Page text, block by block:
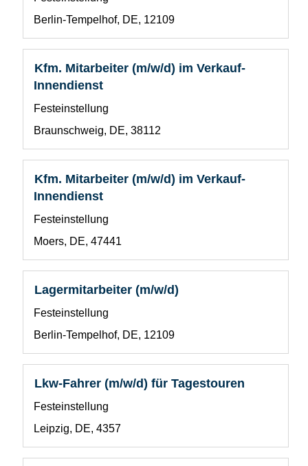
1
Standort
Berlin-Tempelhof, DE, 12109
um
Stelleninformationen
vollständig
Stellenbezeichnung
Kfm. Mitarbeiter (m/w/d) im Verkauf-
Innendienst
Benutzerdefiniertes
1
Festeinstellung
Standort
Braunschweig, DE, 38112
Drücken
Sie
Leertaste,
um
Stelleninformationen
vollständig
Stellenbezeichnung
Kfm. Mitarbeiter (m/w/d) im Verkauf-
Innendienst
Benutzerdefiniertes
1
Festeinstellung
Standort
Moers, DE, 47441
Drücken
Sie
Leertaste,
um
Stelleninformationen
vollständig
anzuzeigen.
Stellenbezeichnung
Lagermitarbeiter (m/w/d)
Benutzerdefiniertes
1
Festeinstellung
Standort
Berlin-Tempelhof, DE, 12109
Drücken
die
Leertaste,
die
Stelleninformationen
anzuzeigen.
Stellenbezeichnung
Lkw-Fahrer (m/w/d) für Tagestouren
Benutzerdefiniertes
1
Festeinstellung
Standort
Leipzig, DE, 4357
Drücken
die
Leertaste,
die